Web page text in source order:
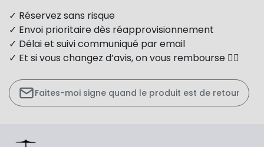
✓ Réservez sans risque
✓ Envoi prioritaire dès réapprovisionnement
✓ Délai et suivi communiqué par email
✓ Et si vous changez d’avis, on vous rembourse 👍🏻
Faites-moi signe quand le produit est de retour